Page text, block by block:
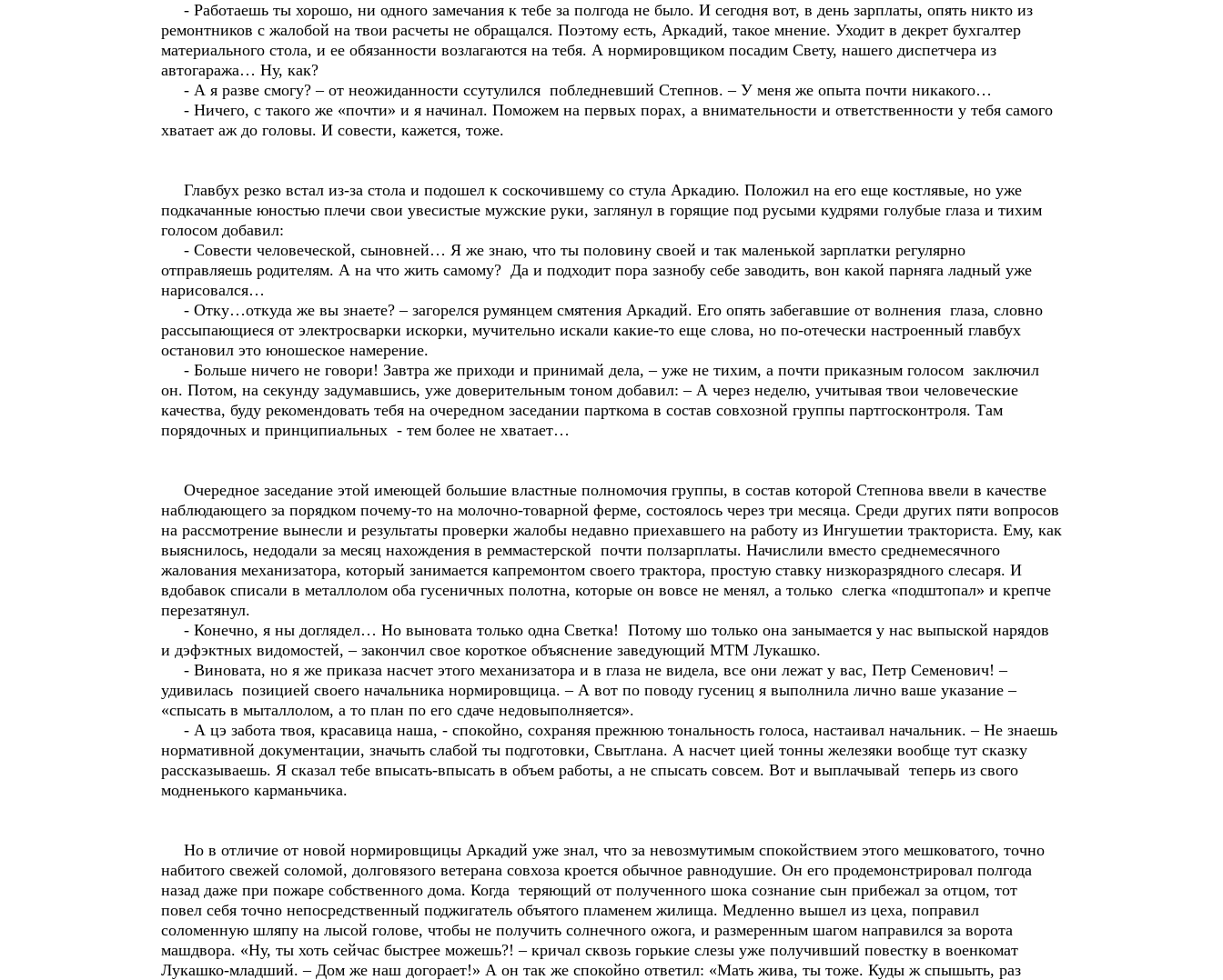
- Работаешь ты хорошо, ни одного замечания к тебе за полгода не было. И сегодня вот, в день зарплаты, опять никто из
ремонтников с жалобой на твои расчеты не обращался. Поэтому есть, Аркадий, такое мнение. Уходит в декрет бухгалтер
материального стола, и ее обязанности возлагаются на тебя. А нормировщиком посадим Свету, нашего диспетчера из
автогаража… Ну, как?
- А я разве смогу? – от неожиданности ссутулился побледневший Степнов. – У меня же опыта почти никакого…
- Ничего, с такого же «почти» и я начинал. Поможем на первых порах, а внимательности и ответственности у тебя самого
хватает аж до головы. И совести, кажется, тоже.
Главбух резко встал из-за стола и подошел к соскочившему со стула Аркадию. Положил на его еще костлявые, но уже
подкачанные юностью плечи свои увесистые мужские руки, заглянул в горящие под русыми кудрями голубые глаза и тихим
голосом добавил:
- Совести человеческой, сыновней… Я же знаю, что ты половину своей и так маленькой зарплатки регулярно
отправляешь родителям. А на что жить самому? Да и подходит пора зазнобу себе заводить, вон какой парняга ладный уже
нарисовался…
- Отку…откуда же вы знаете? – загорелся румянцем смятения Аркадий. Его опять забегавшие от волнения глаза, словно
рассыпающиеся от электросварки искорки, мучительно искали какие-то еще слова, но по-отечески настроенный главбух
остановил это юношеское намерение.
- Больше ничего не говори! Завтра же приходи и принимай дела, – уже не тихим, а почти приказным голосом заключил
он. Потом, на секунду задумавшись, уже доверительным тоном добавил: – А через неделю, учитывая твои человеческие
качества, буду рекомендовать тебя на очередном заседании парткома в состав совхозной группы партгосконтроля. Там
порядочных и принципиальных - тем более не хватает…
Очередное заседание этой имеющей большие властные полномочия группы, в состав которой Степнова ввели в качестве
наблюдающего за порядком почему-то на молочно-товарной ферме, состоялось через три месяца. Среди других пяти вопросов
на рассмотрение вынесли и результаты проверки жалобы недавно приехавшего на работу из Ингушетии тракториста. Ему, как
выяснилось, недодали за месяц нахождения в реммастерской почти ползарплаты. Начислили вместо среднемесячного
жалования механизатора, который занимается капремонтом своего трактора, простую ставку низкоразрядного слесаря. И
вдобавок списали в металлолом оба гусеничных полотна, которые он вовсе не менял, а только слегка «подштопал» и крепче
перезатянул.
- Конечно, я ны доглядел… Но выновата только одна Светка! Потому шо только она занымается у нас выпыской нарядов
и дэфэктных видомостей, – закончил свое короткое объяснение заведующий МТМ Лукашко.
- Виновата, но я же приказа насчет этого механизатора и в глаза не видела, все они лежат у вас, Петр Семенович! –
удивилась позицией своего начальника нормировщица. – А вот по поводу гусениц я выполнила лично ваше указание –
«спысать в мыталлолом, а то план по его сдаче недовыполняется».
- А цэ забота твоя, красавица наша, - спокойно, сохраняя прежнюю тональность голоса, настаивал начальник. – Не знаешь
нормативной документации, значыть слабой ты подготовки, Свытлана. А насчет цией тонны железяки вообще тут сказку
рассказываешь. Я сказал тебе впысать-впысать в объем работы, а не спысать совсем. Вот и выплачывай теперь из свого
модненького карманьчика.
Но в отличие от новой нормировщицы Аркадий уже знал, что за невозмутимым спокойствием этого мешковатого, точно
набитого свежей соломой, долговязого ветерана совхоза кроется обычное равнодушие. Он его продемонстрировал полгода
назад даже при пожаре собственного дома. Когда теряющий от полученного шока сознание сын прибежал за отцом, тот
повел себя точно непосредственный поджигатель объятого пламенем жилища. Медленно вышел из цеха, поправил
соломенную шляпу на лысой голове, чтобы не получить солнечного ожога, и размеренным шагом направился за ворота
машдвора. «Ну, ты хоть сейчас быстрее можешь?! – кричал сквозь горькие слезы уже получивший повестку в военкомат
Лукашко-младший. – Дом же наш догорает!» А он так же спокойно ответил: «Мать жива, ты тоже. Куды ж спышыть, раз